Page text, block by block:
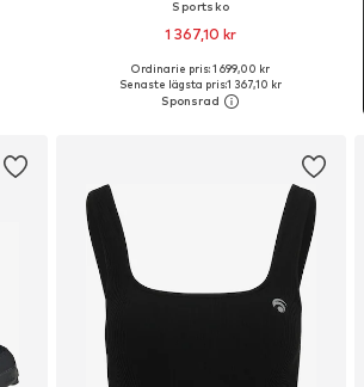
Sportsko
1 367,10 kr
+1
Tillgänglig i många storlekar
Lägg till i varukorgen
Ordinarie pris: 1 699,00 kr
Senaste lägsta pris:1 367,10 kr